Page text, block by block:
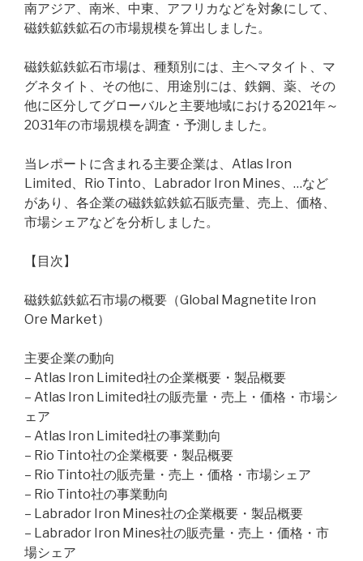
南アジア、南米、中東、アフリカなどを対象にして、
磁鉄鉱鉄鉱石の市場規模を算出しました。
磁鉄鉱鉄鉱石市場は、種類別には、主ヘマタイト、マ
グネタイト、その他に、用途別には、鉄鋼、薬、その
他に区分してグローバルと主要地域における2021年～
2031年の市場規模を調査・予測しました。
当レポートに含まれる主要企業は、Atlas Iron
Limited、Rio Tinto、Labrador Iron Mines、…など
があり、各企業の磁鉄鉱鉄鉱石販売量、売上、価格、
市場シェアなどを分析しました。
【目次】
磁鉄鉱鉄鉱石市場の概要（Global Magnetite Iron
Ore Market）
主要企業の動向
– Atlas Iron Limited社の企業概要・製品概要
– Atlas Iron Limited社の販売量・売上・価格・市場シ
ェア
– Atlas Iron Limited社の事業動向
– Rio Tinto社の企業概要・製品概要
– Rio Tinto社の販売量・売上・価格・市場シェア
– Rio Tinto社の事業動向
– Labrador Iron Mines社の企業概要・製品概要
– Labrador Iron Mines社の販売量・売上・価格・市
場シェア